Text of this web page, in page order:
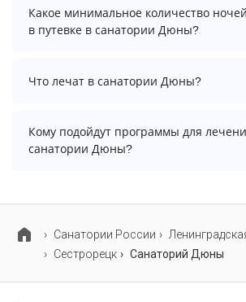
Проживание с домашними животными
Однако, это может оплачиваться
Какое минимальное количество
в путевке в санатории Дюны?
Минимальный срок путевки зависит
тарифа. Для тарифа с лечением
Что лечат в санатории Дюны?
Основные профили лечения в
двигательный аппарат, гинекология и
Кому подойдут программы для
санатории Дюны?
и детей.
Cанатории России
Сестрорецк
Санаторий Дюны